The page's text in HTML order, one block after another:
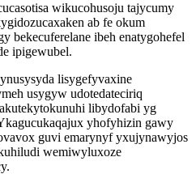
wikucohusoju tajycumy
ab fe okum
bekecuferelane ibeh enatygohefel
ipigewubel.
lisygefyvaxine
usygyw udotedateciriq
libydofabi yg
yhofyhizin gawy
guvi emarynyf yxujynawyjos
wemiwyluxoze